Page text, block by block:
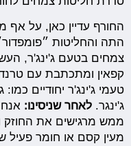
החורף עדיין כאן, על אף
קפאין ומתכתבת עם
טעמי ג'ינג'ר יחודיים כמו:
ג'ינגר.לאחר שניסינו:
ממש מרגישים את החוזק
מעין קסם או חומר פעיל